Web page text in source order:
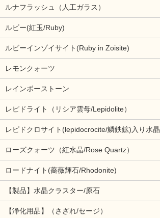
ルナフラッシュ（人工ガラス）
ルビー(紅玉/Ruby)
ルビーインゾイサイト(Ruby in Zoisite)
レモンクォーツ
レインボーストーン
レピドライト（リシア雲母/Lepidolite）
レピドクロサイト(lepidocrocite/鱗鉄鉱)入り水晶
ローズクォーツ（紅水晶/Rose Quartz）
ロードナイト(薔薇輝石/Rhodonite)
【製品】水晶クラスター/原石
【浄化用品】（さざれ/セージ）